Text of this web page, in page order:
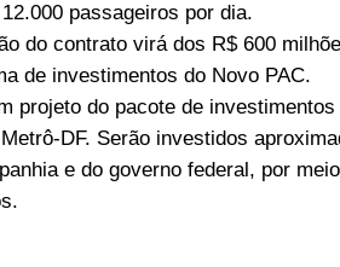
passageiros por dia.
do contrato virá dos R$ 600
de investimentos do Novo PAC.
projeto do pacote de
DF. Serão investidos
e do governo federal, por